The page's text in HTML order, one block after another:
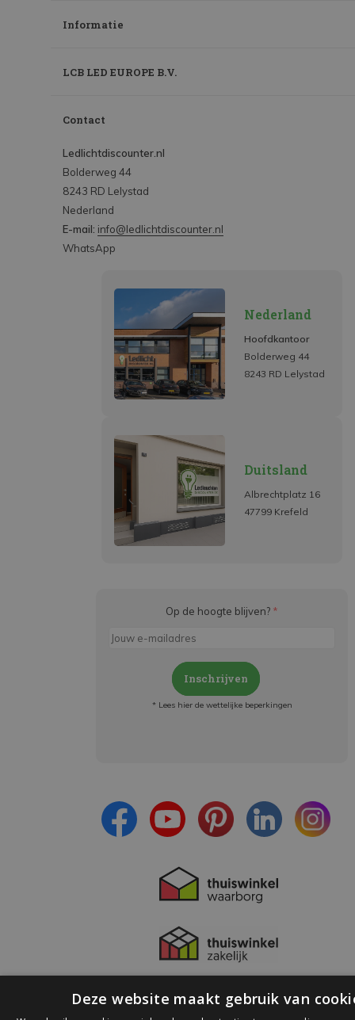
Informatie
LCB LED EUROPE B.V.
Contact
Ledlichtdiscounter.nl
Bolderweg 44
8243 RD Lelystad
Nederland
E-mail: info@ledlichtdiscounter.nl
WhatsApp
Nederland
Hoofdkantoor
Bolderweg 44
8243 RD Lelystad
Duitsland
Albrechtplatz 16
47799 Krefeld
Op de hoogte blijven? *
Inschrijven
* Lees hier de wettelijke beperkingen
Deze website maakt gebruik van